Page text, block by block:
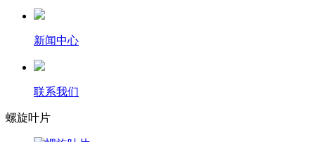
新闻中心
联系我们
螺旋叶片